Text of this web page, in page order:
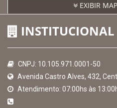
EXIBIR
INSTITUCIONAL
CNPJ: 10.105.971.0001-50
Avenida Castro Alves, 432,
Atendimento: 07:00hs às